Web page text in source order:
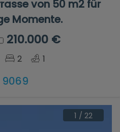
von 50 m2 für
Momente.
210.000 €
2 1
9069
1 / 22